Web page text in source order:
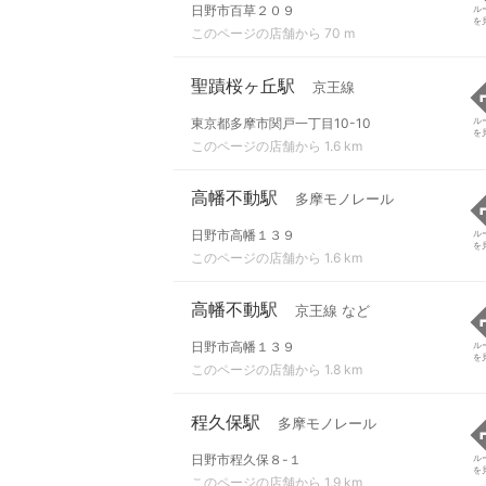
日野市百草２０９
このページの店舗から 70 m
ル
を
聖蹟桜ヶ丘駅 京王線
東京都多摩市関戸一丁目10-10
このページの店舗から 1.6 km
ル
を
高幡不動駅 多摩モノレール
日野市高幡１３９
このページの店舗から 1.6 km
ル
を
高幡不動駅 京王線 など
日野市高幡１３９
このページの店舗から 1.8 km
ル
を
程久保駅 多摩モノレール
日野市程久保８-１
このページの店舗から 1.9 km
ル
を